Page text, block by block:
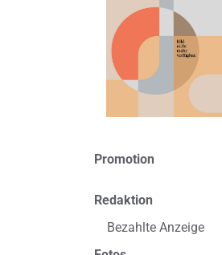
Promotion
Redaktion
Bezahlte Anzeige